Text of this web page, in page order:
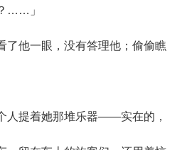
……」
他一眼，没有答理他；偷偷瞧
提着她那堆乐器——实在的，